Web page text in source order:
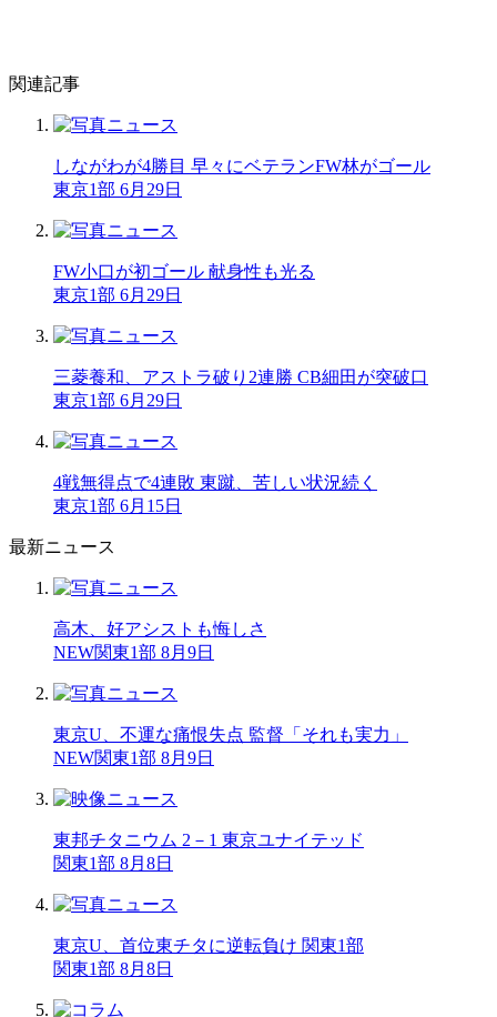
関連記事
しながわが4勝目 早々にベテランFW林がゴール
東京1部 6月29日
FW小口が初ゴール 献身性も光る
東京1部 6月29日
三菱養和、アストラ破り2連勝 CB細田が突破口
東京1部 6月29日
4戦無得点で4連敗 東蹴、苦しい状況続く
東京1部 6月15日
最新ニュース
高木、好アシストも悔しさ
NEW関東1部 8月9日
東京U、不運な痛恨失点 監督「それも実力」
NEW関東1部 8月9日
東邦チタニウム 2－1 東京ユナイテッド
関東1部 8月8日
東京U、首位東チタに逆転負け 関東1部
関東1部 8月8日